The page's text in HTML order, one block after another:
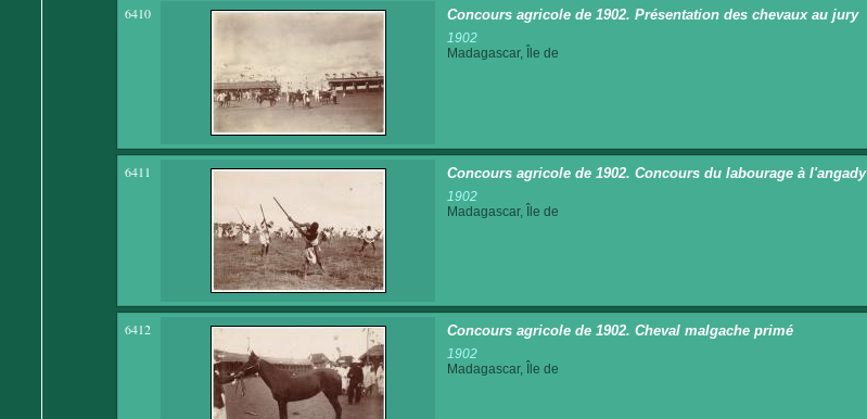
6410 Concours agricole de 1902. Présentation des chevaux au jury
1902
Madagascar, Île de
6411 Concours agricole de 1902. Concours du labourage à l'angady
1902
Madagascar, Île de
6412 Concours agricole de 1902. Cheval malgache primé
1902
Madagascar, Île de